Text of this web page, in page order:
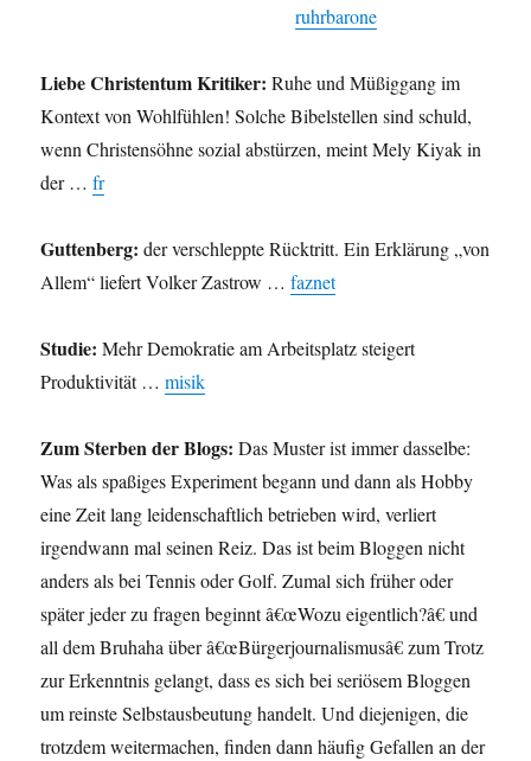
ruhrbarone
Liebe Christentum Kritiker: Ruhe und Müßiggang im
Kontext von Wohlfühlen! Solche Bibelstellen sind schuld,
wenn Christensöhne sozial abstürzen, meint Mely Kiyak in
der …fr
Guttenberg: der verschleppte Rücktritt. Ein Erklärung „von
Allem“ liefert Volker Zastrow …faznet
Studie: Mehr Demokratie am Arbeitsplatz steigert
Produktivität …misik
Zum Sterben der Blogs: Das Muster ist immer dasselbe:
Was als spaßiges Experiment begann und dann als Hobby
eine Zeit lang leidenschaftlich betrieben wird, verliert
irgendwann mal seinen Reiz. Das ist beim Bloggen nicht
anders als bei Tennis oder Golf. Zumal sich früher oder
später jeder zu fragen beginnt â€œWozu eigentlich?â€ und
all dem Bruhaha über â€œBürgerjournalismusâ€ zum Trotz
zur Erkenntnis gelangt, dass es sich bei seriösem Bloggen
um reinste Selbstausbeutung handelt. Und diejenigen, die
trotzdem weitermachen, finden dann häufig Gefallen an der